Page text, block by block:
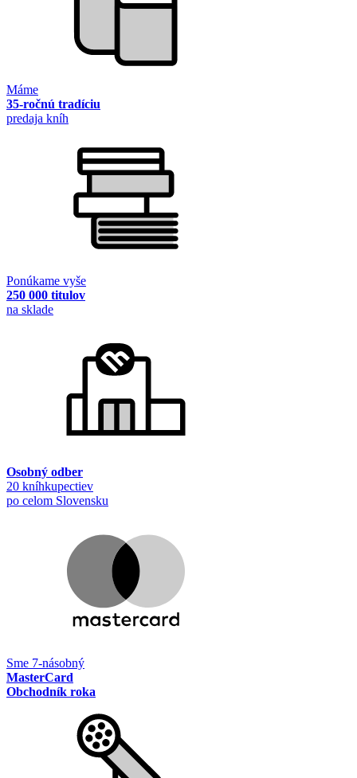
Máme
35-ročnú tradíciu
predaja kníh
Ponúkame vyše
250 000 titulov
na sklade
Osobný odber
20 kníhkupectiev
po celom Slovensku
Sme 7-násobný
MasterCard
Obchodník roka